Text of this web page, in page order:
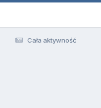
Cała aktywność